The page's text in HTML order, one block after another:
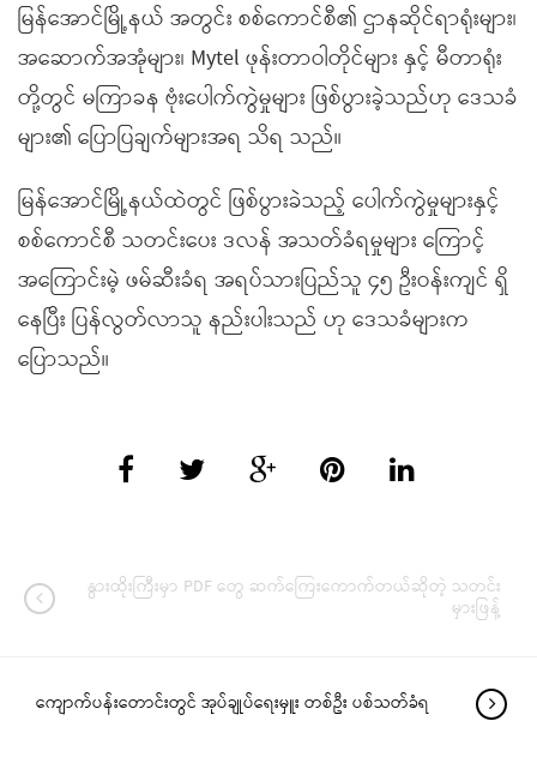
မြန်အောင်မြို့နယ် အတွင်း စစ်ကောင်စီ၏ ဌာနဆိုင်ရာရုံးများ၊
အဆောက်အအုံများ၊ Mytel ဖုန်းတာဝါတိုင်များ နှင့် မီတာရုံး
တို့တွင် မကြာခန ဗုံးပေါက်ကွဲမှုများ ဖြစ်ပွားခဲ့သည်ဟု ဒေသခံ
များ၏ ပြောပြချက်များအရ သိရ သည်။
မြန်အောင်မြို့နယ်ထဲတွင် ဖြစ်ပွားခဲသည့် ပေါက်ကွဲမှုများနှင့်
စစ်ကောင်စီ သတင်းပေး ဒလန် အသတ်ခံရမှုများ ကြောင့်
အကြောင်းမဲ့ ဖမ်ဆီးခံရ အရပ်သားပြည်သူ ၄၅ ဦးဝန်းကျင် ရှိ
နေပြီး ပြန်လွတ်လာသူ နည်းပါးသည် ဟု ဒေသခံများက
ပြောသည်။
နွားထိုးကြီးမှာ PDF တွေ ဆက်ကြေးကောက်တယ်ဆိုတဲ့ သတင်း
မှားဖြန့်
ကျောက်ပန်းတောင်းတွင် အုပ်ချုပ်ရေးမှူး တစ်ဦး ပစ်သတ်ခံရ